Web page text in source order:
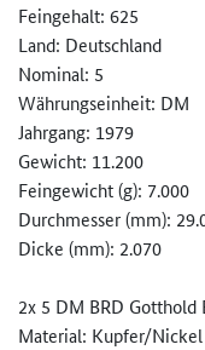
Feingehalt: 625
Land: Deutschland
Nominal: 5
Währungseinheit: DM
Jahrgang: 1979
Gewicht: 11.200
Feingewicht (g): 7.000
Durchmesser (mm):
Dicke (mm): 2.070
2x 5 DM BRD Gotthold
Material: Kupfer/Nickel